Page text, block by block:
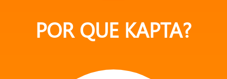
POR QUE KAPTA?